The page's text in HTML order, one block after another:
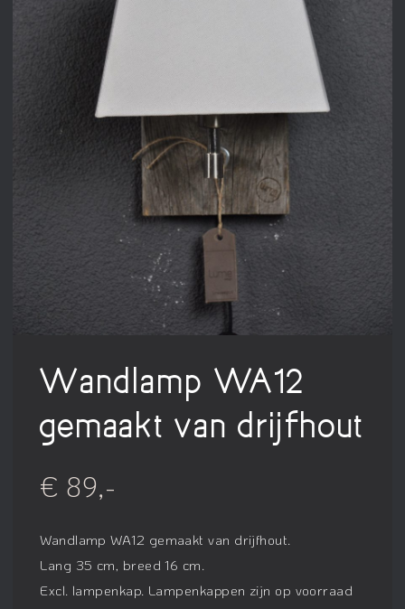
Wandlamp WA12
gemaakt van drijfhout
€ 89,-
Wandlamp WA12 gemaakt van drijfhout.
Lang 35 cm, breed 16 cm.
Excl. lampenkap. Lampenkappen zijn op voorraad